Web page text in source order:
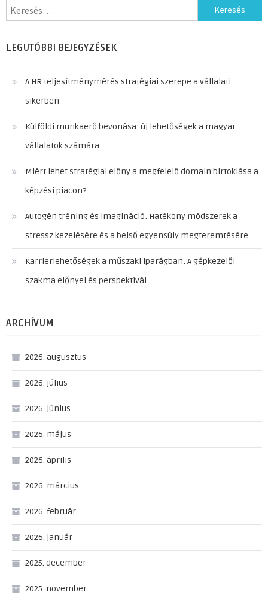
Keresés:
LEGUTÓBBI BEJEGYZÉSEK
A HR teljesítménymérés stratégiai szerepe a vállalati
sikerben
Külföldi munkaerő bevonása: új lehetőségek a magyar
vállalatok számára
Miért lehet stratégiai előny a megfelelő domain birtoklása a
képzési piacon?
Autogén tréning és imagináció: Hatékony módszerek a
stressz kezelésére és a belső egyensúly megteremtésére
Karrierlehetőségek a műszaki iparágban: A gépkezelői
szakma előnyei és perspektívái
ARCHÍVUM
2026. augusztus
2026. július
2026. június
2026. május
2026. április
2026. március
2026. február
2026. január
2025. december
2025. november